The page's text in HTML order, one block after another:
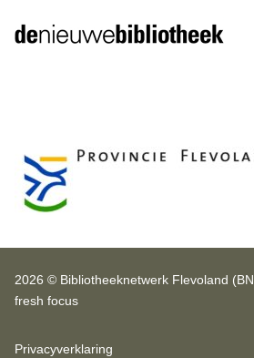
2026 © Bibliotheeknetwerk Flevoland
fresh focus
Privacyverklaring